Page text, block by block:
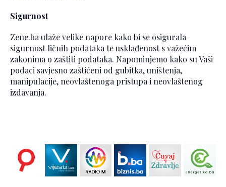
Sigurnost
Zene.ba ulaže velike napore kako bi se osigurala
sigurnost ličnih podataka te usklađenost s važećim
zakonima o zaštiti podataka. Napominjemo kako su Vaši
podaci savjesno zaštićeni od gubitka, uništenja,
manipulacije, neovlaštenoga pristupa i neovlaštenog
izdavanja.